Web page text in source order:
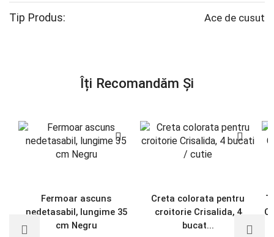
Tip Produs: Ace de cusut
Îți Recomandăm Și
Fermoar ascuns
nedetasabil, lungime 35
cm Negru
Creta colorata pentru
croitorie Crisalida, 4
bucat...